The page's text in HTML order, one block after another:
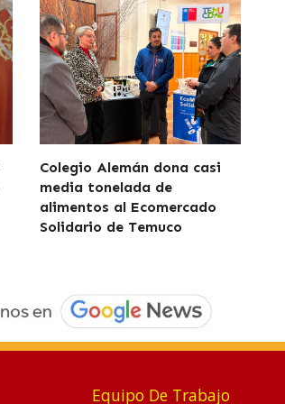
Colegio Alemán dona casi
media tonelada de
alimentos al Ecomercado
Solidario de Temuco
Equipo De Trabajo